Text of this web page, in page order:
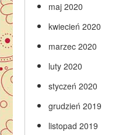
maj 2020
kwiecień 2020
marzec 2020
luty 2020
styczeń 2020
grudzień 2019
listopad 2019